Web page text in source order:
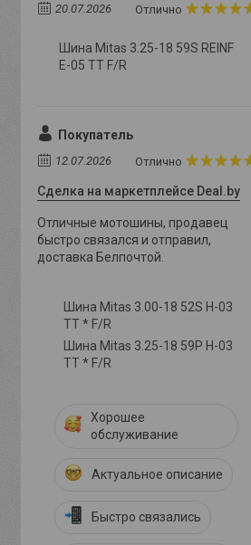
20.07.2026 Отлично
Шина Mitas 3.25-18 59S REINF
E-05 TT F/R
Покупатель
12.07.2026 Отлично
Сделка на маркетплейсе Deal.by
Отличные мотошины, продавец
быстро связался и отправил,
доставка Белпочтой.
Шина Mitas 3.00-18 52S H-03
TT * F/R
Шина Mitas 3.25-18 59P H-03
TT * F/R
Хорошее
обслуживание
Актуальное описание
Быстро связались